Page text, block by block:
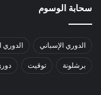
سحابة الوسوم
الدوري الإسباني الدوري
برشلونة توقيت